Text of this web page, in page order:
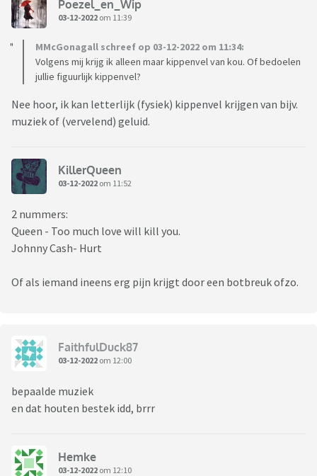
Poezel_en_Wip
03-12-2022 om 11:39
MMcGonagall schreef op 03-12-2022 om 11:34:
Volgens mij krijg ik alleen maar kippenvel van kou. Of bedoelen
jullie figuurlijk kippenvel?
Nee hoor, ik kan letterlijk (fysiek) kippenvel krijgen van bijv.
muziek of (vervelend) geluid.
KillerQueen
03-12-2022 om 11:52
2 nummers:
Queen - Too much love will kill you.
Johnny Cash- Hurt
Of als iemand ineens erg pijn krijgt door een botbreuk ofzo.
FaithfulDuck87
03-12-2022 om 12:00
bepaalde muziek
en dat houten bestek idd, brrr
Hemke
03-12-2022 om 12:10